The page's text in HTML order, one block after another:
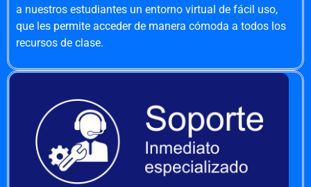
a nuestros estudiantes un entorno virtual de fácil uso,
que les permite acceder de manera cómoda a todos los
recursos de clase.